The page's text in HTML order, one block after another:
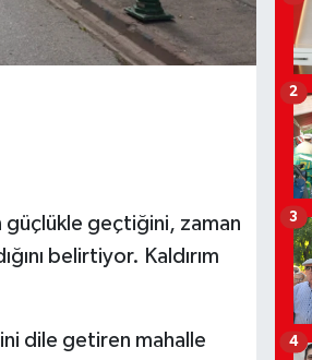
güçlükle geçtiğini, zaman
belirtiyor. Kaldırım
dile getiren mahalle
2
3
4